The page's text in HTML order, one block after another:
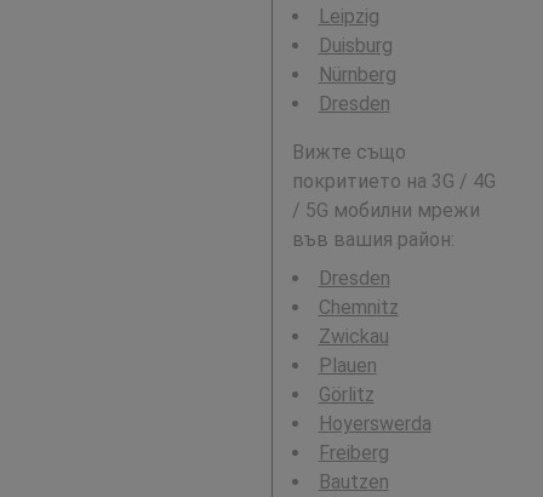
Leipzig
Duisburg
Nürnberg
Dresden
Вижте също
покритието на 3G / 4G
/ 5G мобилни мрежи
във вашия район:
Dresden
Chemnitz
Zwickau
Plauen
Görlitz
Hoyerswerda
Freiberg
Bautzen